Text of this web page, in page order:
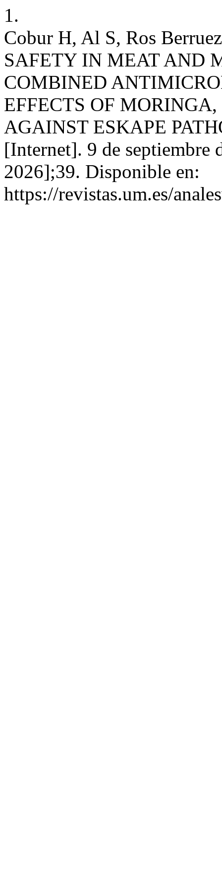
1.
Cobur H, Al S, Ros
SAFETY IN MEAT AND
COMBINED
EFFECTS OF
AGAINST ESKAPE
[Internet]. 9 de septiembre
2026];39. Disponible en:
https://revistas.um.es/